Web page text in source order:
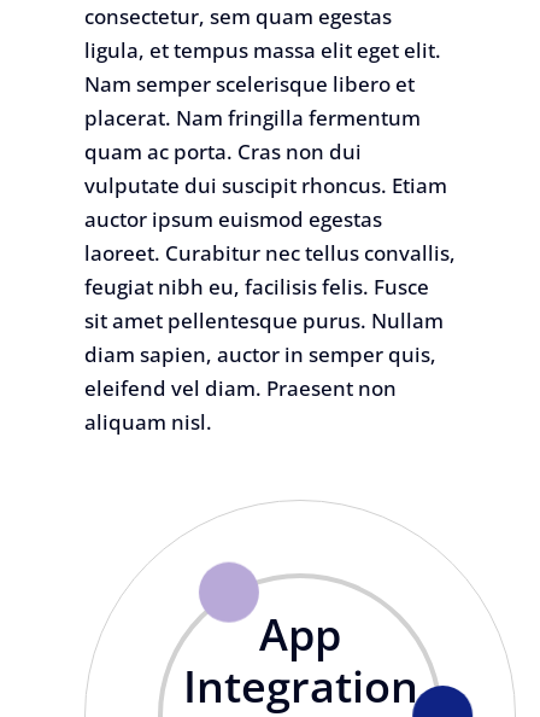
consectetur, sem quam egestas
ligula, et tempus massa elit eget elit.
Nam semper scelerisque libero et
placerat. Nam fringilla fermentum
quam ac porta. Cras non dui
vulputate dui suscipit rhoncus. Etiam
auctor ipsum euismod egestas
laoreet. Curabitur nec tellus convallis,
feugiat nibh eu, facilisis felis. Fusce
sit amet pellentesque purus. Nullam
diam sapien, auctor in semper quis,
eleifend vel diam. Praesent non
aliquam nisl.
App
Integration